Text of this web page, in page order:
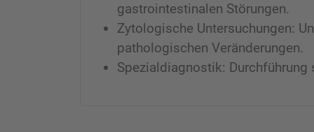
gastrointestinalen Störungen.
Zytologische Untersuchungen:
pathologischen Veränderungen.
Spezialdiagnostik: